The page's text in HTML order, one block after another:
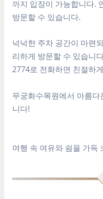
까지 입장이 가능합니다.
방문할 수 있습니다.
넉넉한 주차 공간이 마련
리하게 방문할 수 있습니
2774로 전화하면 친절하
무궁화수목원에서 아름
니다!
여행 속 여유와 쉼을 가득